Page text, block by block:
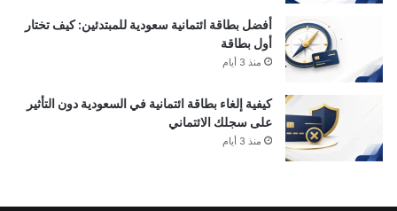
أفضل بطاقة ائتمانية سعودية للمبتدئين: كيف تختار
أول بطاقة
منذ 3 أيام
كيفية إلغاء بطاقة ائتمانية في السعودية دون التأثير
على سجلك الائتماني
منذ 3 أيام